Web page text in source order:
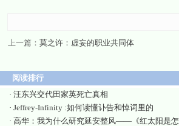
上一篇： 莫之许：虚妄的职业共同体
阅读排行
· 汪东兴交代田家英死亡真相
· Jeffrey-Infinity :如何读懂讣告和悼词里的
· 高华：我为什么研究延安整风——《红太阳是